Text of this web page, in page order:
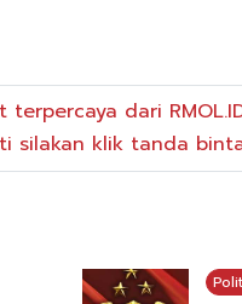
dari
silakan klik tanda